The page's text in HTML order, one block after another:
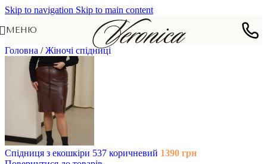
Skip to navigation Skip to main content
МЕНЮ
Головна / Жіночі спідниці
Спідниця з екошкіри 537 коричневий 1390 грн